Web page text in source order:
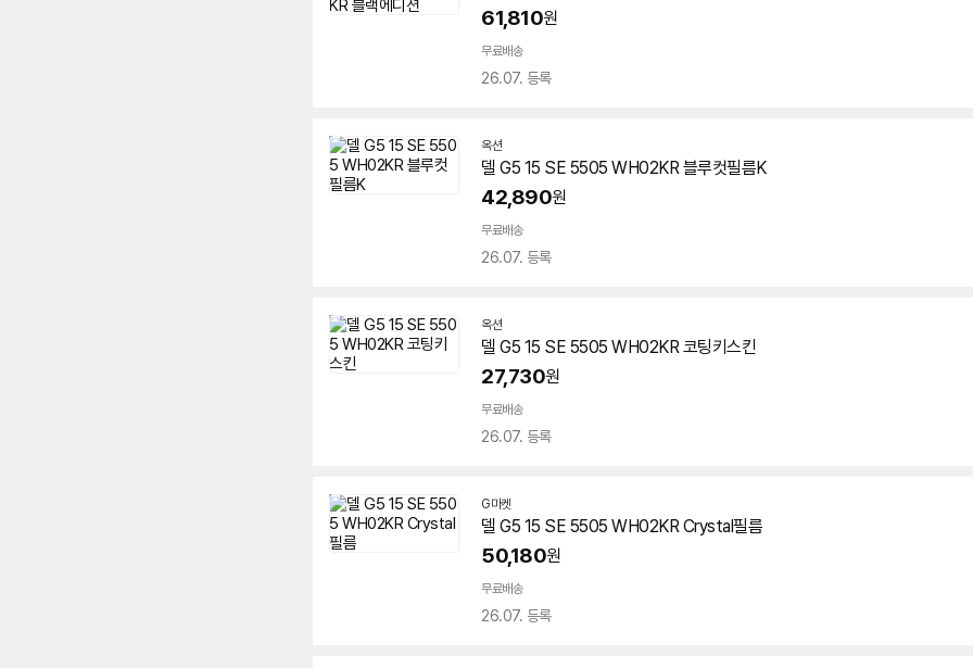
61,810원
무료배송
26.07. 등록
옥션
델 G5 15 SE 5505 WH02KR 블루컷필름K
42,890원
무료배송
26.07. 등록
옥션
델 G5 15 SE 5505 WH02KR 코팅키스킨
27,730원
무료배송
26.07. 등록
G마켓
델 G5 15 SE 5505 WH02KR Crystal필름
50,180원
무료배송
26.07. 등록